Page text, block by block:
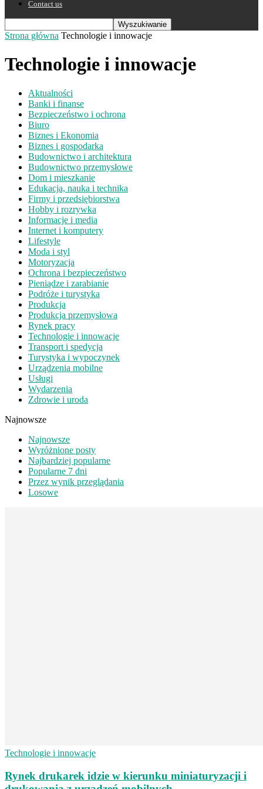
Contact us
Strona główna Technologie i innowacje
Technologie i innowacje
Aktualności
Banki i finanse
Bezpieczeństwo i ochrona
Biuro
Biznes i Ekonomia
Biznes i gospodarka
Budownictwo i architektura
Budownictwo przemysłowe
Dom i mieszkanie
Edukacja, nauka i technika
Firmy i przedsiębiorstwa
Hobby i rozrywka
Informacje i media
Internet i komputery
Lifestyle
Moda i styl
Motoryzacja
Ochrona i bezpieczeństwo
Pieniądze i zarabianie
Podróże i turystyka
Produkcja
Produkcja przemysłowa
Rynek pracy
Technologie i innowacje
Transport i spedycja
Turystyka i wypoczynek
Urządzenia mobilne
Usługi
Wydarzenia
Zdrowie i uroda
Najnowsze
Najnowsze
Wyróżnione posty
Najbardziej popularne
Popularne 7 dni
Przez wynik przeglądania
Losowe
Technologie i innowacje
Rynek drukarek idzie w kierunku miniaturyzacji i